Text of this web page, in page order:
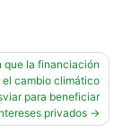
que la financiación
el cambio climático
para beneficiar
privados